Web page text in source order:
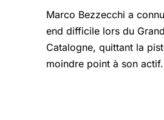
Marco Bezzecchi a
end difficile lors du
Catalogne, quittant la
moindre point à son actif.